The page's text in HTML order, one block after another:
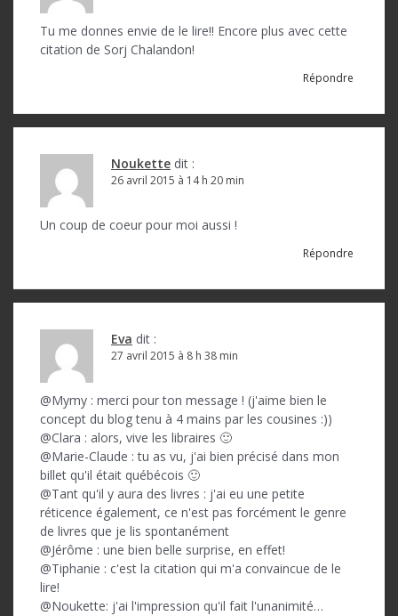
Tu me donnes envie de le lire!! Encore plus avec cette
citation de Sorj Chalandon!
Répondre
Noukette dit :
26 avril 2015 à 14 h 20 min
Un coup de coeur pour moi aussi !
Répondre
Eva dit :
27 avril 2015 à 8 h 38 min
@Mymy : merci pour ton message ! (j'aime bien le
concept du blog tenu à 4 mains par les cousines :))
@Clara : alors, vive les libraires 🙂
@Marie-Claude : tu as vu, j'ai bien précisé dans mon
billet qu'il était québécois 🙂
@Tant qu'il y aura des livres : j'ai eu une petite
réticence également, ce n'est pas forcément le genre
de livres que je lis spontanément
@Jérôme : une bien belle surprise, en effet!
@Tiphanie : c'est la citation qui m'a convaincue de le
lire!
@Noukette: j'ai l'impression qu'il fait l'unanimité…